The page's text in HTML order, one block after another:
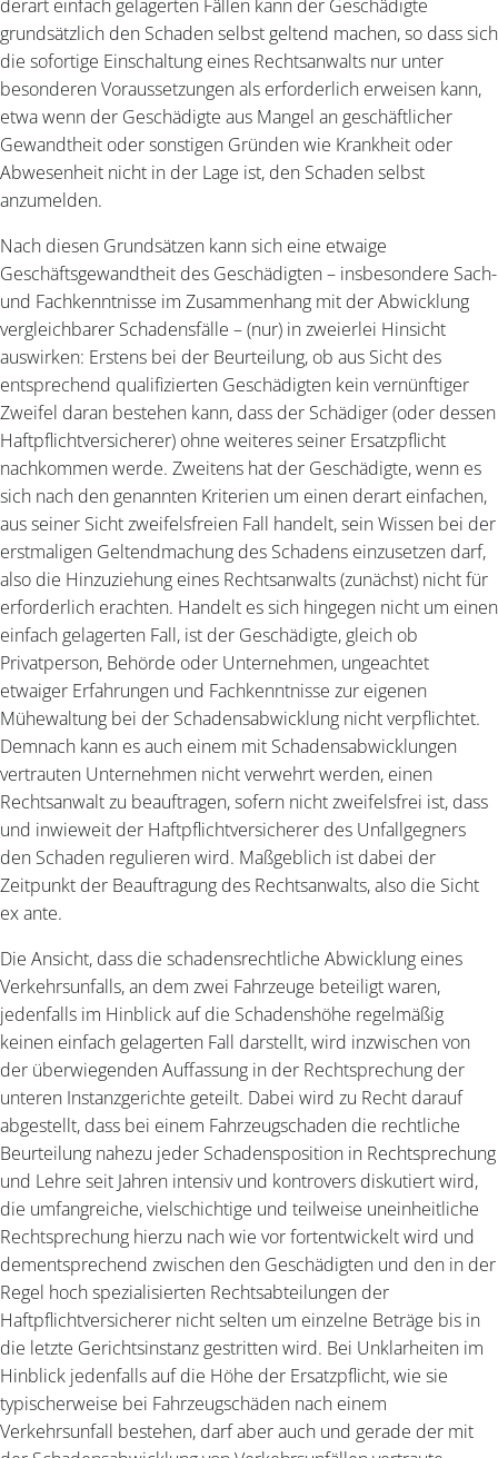
derart einfach gelagerten Fällen kann der Geschädigte
grundsätzlich den Schaden selbst geltend machen, so dass sich
die sofortige Einschaltung eines Rechtsanwalts nur unter
besonderen Voraussetzungen als erforderlich erweisen kann,
etwa wenn der Geschädigte aus Mangel an geschäftlicher
Gewandtheit oder sonstigen Gründen wie Krankheit oder
Abwesenheit nicht in der Lage ist, den Schaden selbst
anzumelden.
Nach diesen Grundsätzen kann sich eine etwaige
Geschäftsgewandtheit des Geschädigten – insbesondere Sach-
und Fachkenntnisse im Zusammenhang mit der Abwicklung
vergleichbarer Schadensfälle – (nur) in zweierlei Hinsicht
auswirken: Erstens bei der Beurteilung, ob aus Sicht des
entsprechend qualifizierten Geschädigten kein vernünftiger
Zweifel daran bestehen kann, dass der Schädiger (oder dessen
Haftpflichtversicherer) ohne weiteres seiner Ersatzpflicht
nachkommen werde. Zweitens hat der Geschädigte, wenn es
sich nach den genannten Kriterien um einen derart einfachen,
aus seiner Sicht zweifelsfreien Fall handelt, sein Wissen bei der
erstmaligen Geltendmachung des Schadens einzusetzen darf,
also die Hinzuziehung eines Rechtsanwalts (zunächst) nicht für
erforderlich erachten. Handelt es sich hingegen nicht um einen
einfach gelagerten Fall, ist der Geschädigte, gleich ob
Privatperson, Behörde oder Unternehmen, ungeachtet
etwaiger Erfahrungen und Fachkenntnisse zur eigenen
Mühewaltung bei der Schadensabwicklung nicht verpflichtet.
Demnach kann es auch einem mit Schadensabwicklungen
vertrauten Unternehmen nicht verwehrt werden, einen
Rechtsanwalt zu beauftragen, sofern nicht zweifelsfrei ist, dass
und inwieweit der Haftpflichtversicherer des Unfallgegners
den Schaden regulieren wird. Maßgeblich ist dabei der
Zeitpunkt der Beauftragung des Rechtsanwalts, also die Sicht
ex ante.
Die Ansicht, dass die schadensrechtliche Abwicklung eines
Verkehrsunfalls, an dem zwei Fahrzeuge beteiligt waren,
jedenfalls im Hinblick auf die Schadenshöhe regelmäßig
keinen einfach gelagerten Fall darstellt, wird inzwischen von
der überwiegenden Auffassung in der Rechtsprechung der
unteren Instanzgerichte geteilt. Dabei wird zu Recht darauf
abgestellt, dass bei einem Fahrzeugschaden die rechtliche
Beurteilung nahezu jeder Schadensposition in Rechtsprechung
und Lehre seit Jahren intensiv und kontrovers diskutiert wird,
die umfangreiche, vielschichtige und teilweise uneinheitliche
Rechtsprechung hierzu nach wie vor fortentwickelt wird und
dementsprechend zwischen den Geschädigten und den in der
Regel hoch spezialisierten Rechtsabteilungen der
Haftpflichtversicherer nicht selten um einzelne Beträge bis in
die letzte Gerichtsinstanz gestritten wird. Bei Unklarheiten im
Hinblick jedenfalls auf die Höhe der Ersatzpflicht, wie sie
typischerweise bei Fahrzeugschäden nach einem
Verkehrsunfall bestehen, darf aber auch und gerade der mit